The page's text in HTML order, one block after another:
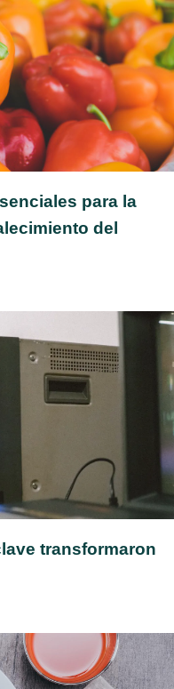
para la
del
transformaron